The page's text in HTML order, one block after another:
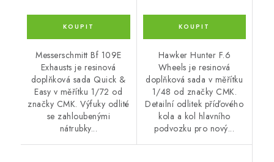
Messerschmitt Bf 109E
Exhausts je resinová
doplňková sada Quick &
Easy v měřítku 1/72 od
značky CMK. Výfuky odlité
se zahloubenými
nátrubky...
Hawker Hunter F.6
Wheels je resinová
doplňková sada v měřítku
1/48 od značky CMK.
Detailní odlitek příďového
kola a kol hlavního
podvozku pro nový...